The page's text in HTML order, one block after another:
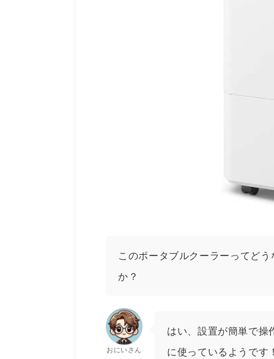
このポータブルクーラーってど
か？
おにいさん
はい、設置が簡単で操
に使っているようです